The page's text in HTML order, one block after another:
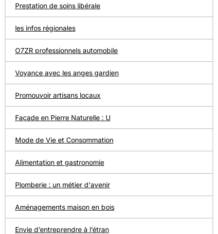
Prestation de soins libérale
les infos régionales
O7ZR professionnels automobile
Voyance avec les anges gardien
Promouvoir artisans locaux
Façade en Pierre Naturelle : U
Mode de Vie et Consommation
Alimentation et gastronomie
Plomberie : un métier d'avenir
Aménagements maison en bois
Envie d’entreprendre à l’étran